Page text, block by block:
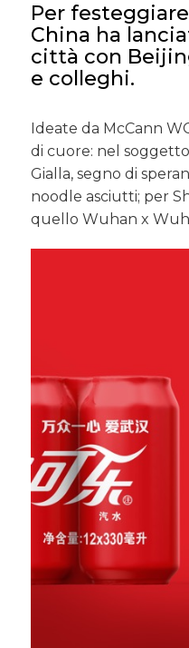
Per
China ha
città con
e colleghi.
Ideate da McCann
di cuore: nel
Gialla, segno di
noodle asciutti; per
quello Wuhan x